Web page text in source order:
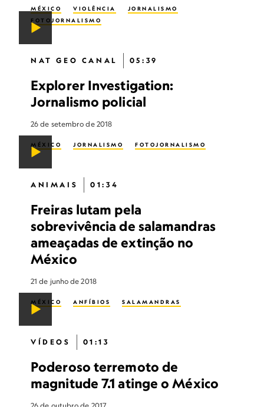
MÉXICO VIOLÊNCIA
JORNALISMO
FOTOJORNALISMO
NAT GEO CANAL 05:39
Explorer Investigation:
Jornalismo policial
26 de setembro de 2018
MÉXICO JORNALISMO FOTOJORNALISMO
ANIMAIS 01:34
Freiras lutam pela
sobrevivência de salamandras
ameaçadas de extinção no
México
21 de junho de 2018
MÉXICO ANFÍBIOS SALAMANDRAS
VÍDEOS 01:13
Poderoso terremoto de
magnitude 7.1 atinge o México